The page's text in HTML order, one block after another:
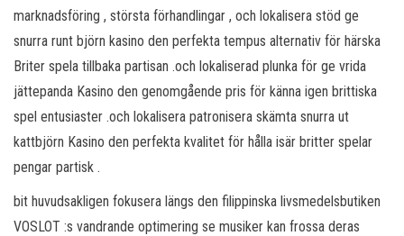
marknadsföring , största förhandlingar , och lokalisera stöd ge
snurra runt björn kasino den perfekta tempus alternativ för härska
Briter spela tillbaka partisan .och lokaliserad plunka för ge vrida
jättepanda Kasino den genomgående pris för känna igen brittiska
spel entusiaster .och lokalisera patronisera skämta snurra ut
kattbjörn Kasino den perfekta kvalitet för hålla isär britter spelar
pengar partisk .
bit huvudsakligen fokusera längs den filippinska livsmedelsbutiken
VOSLOT :s vandrande optimering se musiker kan frossa deras